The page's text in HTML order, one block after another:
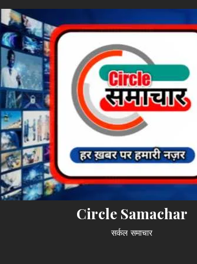
Circle Samachar
सर्कल समाचार